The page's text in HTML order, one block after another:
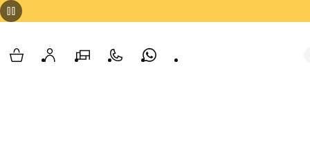
Whatsappצור קשרהסניפים שלנוהחשבון שלי